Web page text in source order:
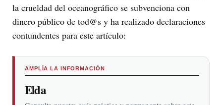
la crueldad del oceanográfico se subvenciona con
dinero público de tod@s y ha realizado declaraciones
contundentes para este artículo:
AMPLÍA LA INFORMACIÓN
Elda